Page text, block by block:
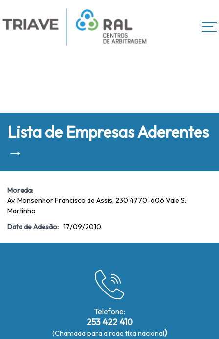
Lista de Empresas Aderentes
→
Morada:
Av. Monsenhor Francisco de Assis, 230 4770-606 Vale S.
Martinho
Data de Adesão: 17/09/2010
Telefone:
253 422 410
(Chamada para a rede fixa nacional)